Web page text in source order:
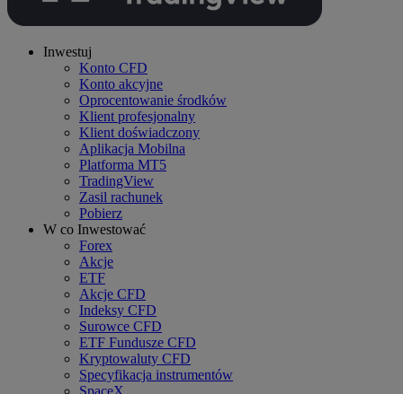
Inwestuj
Konto CFD
Konto akcyjne
Oprocentowanie środków
Klient profesjonalny
Klient doświadczony
Aplikacja Mobilna
Platforma MT5
TradingView
Zasil rachunek
Pobierz
W co Inwestować
Forex
Akcje
ETF
Akcje CFD
Indeksy CFD
Surowce CFD
ETF Fundusze CFD
Kryptowaluty CFD
Specyfikacja instrumentów